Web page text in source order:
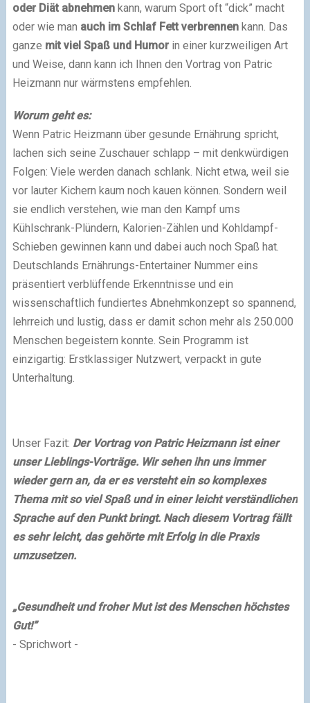
oder Diät abnehmenkann, warum Sport oft “dick” macht
oder wie man auch im Schlaf Fett verbrennenkann. Das
ganze mit viel Spaß und Humorin einer kurzweiligen Art
und Weise, dann kann ich Ihnen den Vortrag von Patric
Heizmann nur wärmstens empfehlen.
Worum geht es:
Wenn Patric Heizmann über gesunde Ernährung spricht,
lachen sich seine Zuschauer schlapp – mit denkwürdigen
Folgen: Viele werden danach schlank. Nicht etwa, weil sie
vor lauter Kichern kaum noch kauen können. Sondern weil
sie endlich verstehen, wie man den Kampf ums
Kühlschrank-Plündern, Kalorien-Zählen und Kohldampf-
Schieben gewinnen kann und dabei auch noch Spaß hat.
Deutschlands Ernährungs-Entertainer Nummer eins
präsentiert verblüffende Erkenntnisse und ein
wissenschaftlich fundiertes Abnehmkonzept so spannend,
lehrreich und lustig, dass er damit schon mehr als 250.000
Menschen begeistern konnte. Sein Programm ist
einzigartig: Erstklassiger Nutzwert, verpackt in gute
Unterhaltung.
Unser Fazit: Der Vortrag von Patric Heizmann ist einer
unser Lieblings-Vorträge. Wir sehen ihn uns immer
wieder gern an, da er es versteht ein so komplexes
Thema mit so viel Spaß und in einer leicht verständlichen
Sprache auf den Punkt bringt. Nach diesem Vortrag fällt
es sehr leicht, das gehörte mit Erfolg in die Praxis
umzusetzen.
„Gesundheit und froher Mut ist des Menschen höchstes
Gut!”
- Sprichwort -